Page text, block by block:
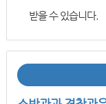
받을 수 있습니다.